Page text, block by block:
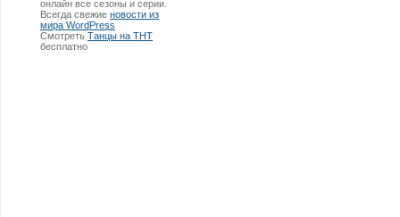
онлайн все сезоны и серии.
Всегда свежие новости из
мира WordPress
Смотреть Танцы на ТНТ
бесплатно